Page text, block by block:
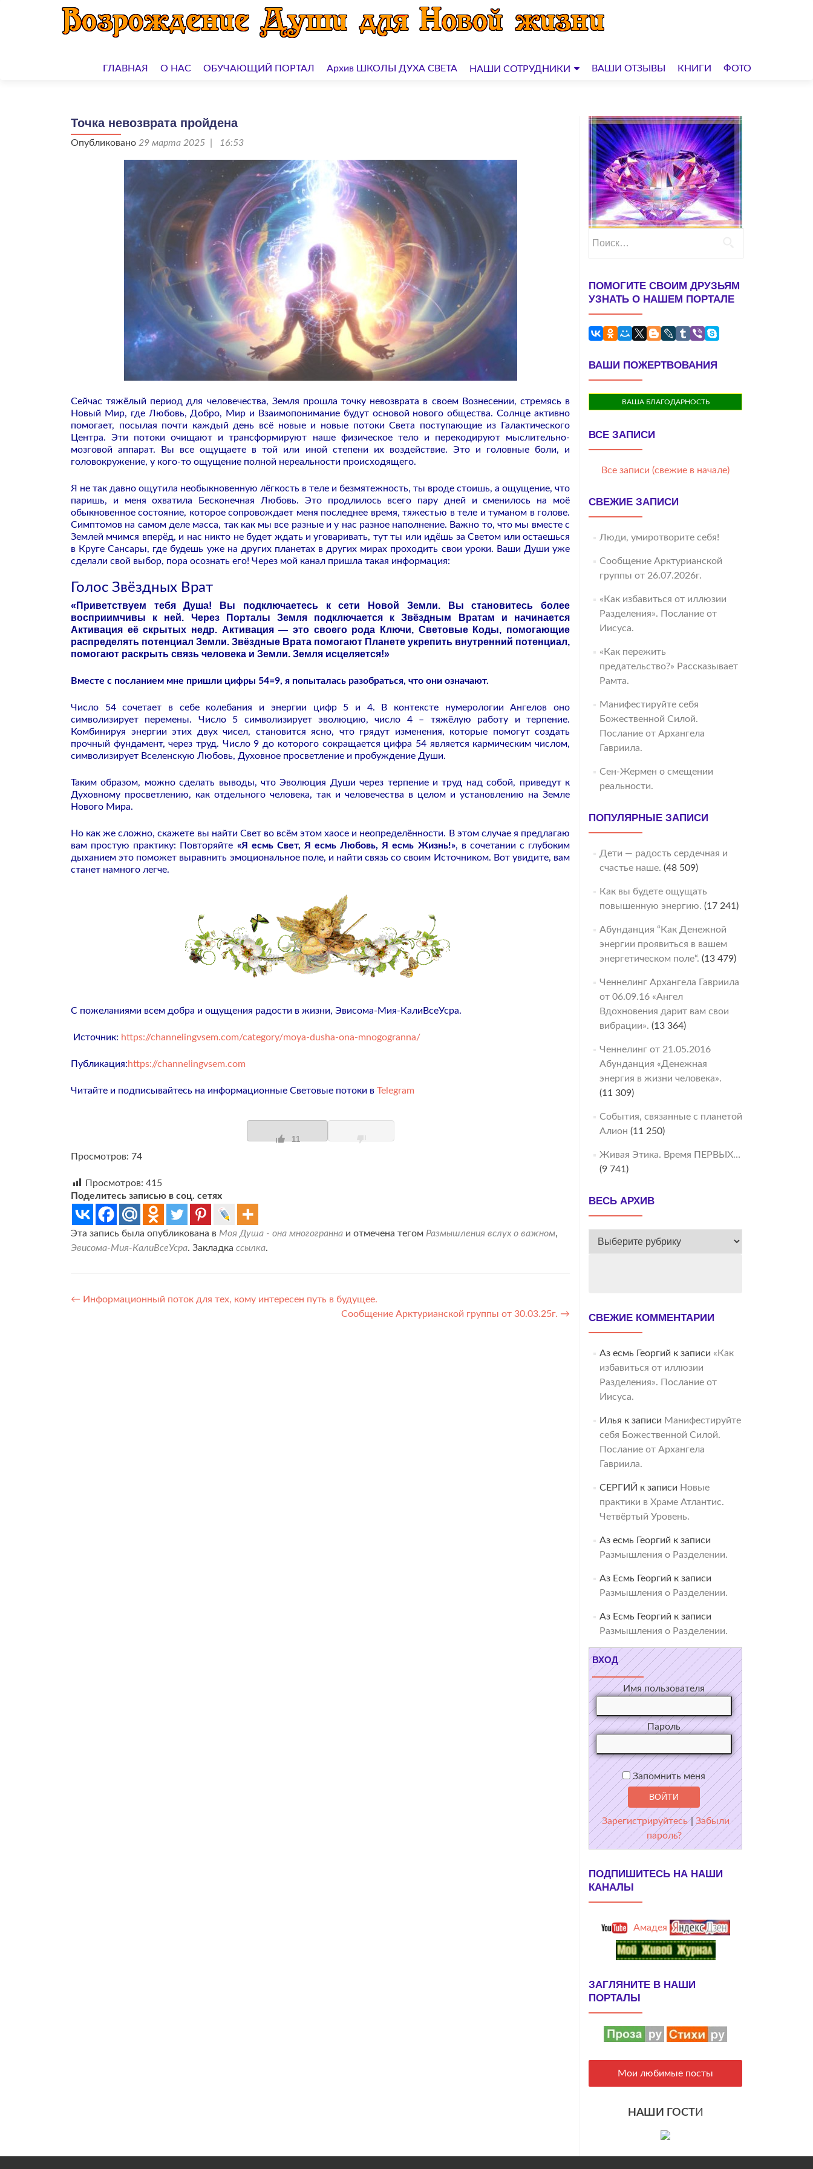
кГЛАВНАЯ О НАС ОБУЧАЮЩИЙ ПОРТАЛ Архив ШКОЛЫ ДУХА СВЕТА НАШИ СОТРУДНИКИ ВАШИ ОТЗЫВЫ КНИГИ ФОТО
Точка невозврата пройдена
Опубликовано 29 марта 2025 | 16:53
Сейчас тяжёлый период для человечества, Земля прошла точку невозврата в своем Вознесении, стремясь в
Новый Мир, где Любовь, Добро, Мир и Взаимопонимание будут основой нового общества. Солнце активно
помогает, посылая почти каждый день всё новые и новые потоки Света поступающие из Галактического
Центра. Эти потоки очищают и трансформируют наше физическое тело и перекодируют мыслительно-
мозговой аппарат. Вы все ощущаете в той или иной степени их воздействие. Это и головные боли, и
головокружение, у кого-то ощущение полной нереальности происходящего.
Я не так давно ощутила необыкновенную лёгкость в теле и безмятежность, ты вроде стоишь, а ощущение, что
паришь, и меня охватила Бесконечная Любовь. Это продлилось всего пару дней и сменилось на моё
обыкновенное состояние, которое сопровождает меня последнее время, тяжестью в теле и туманом в голове.
Симптомов на самом деле масса, так как мы все разные и у нас разное наполнение. Важно то, что мы вместе с
Землей мчимся вперёд, и нас никто не будет ждать и уговаривать, тут ты или идёшь за Светом или остаешься
в Круге Сансары, где будешь уже на других планетах в других мирах проходить свои уроки. Ваши Души уже
сделали свой выбор, пора осознать его! Через мой канал пришла такая информация:
Голос Звёздных Врат
«Приветствуем тебя Душа! Вы подключаетесь к сети Новой Земли. Вы становитесь более
восприимчивы к ней. Через Порталы Земля подключается к Звёздным Вратам и начинается
Активация её скрытых недр. Активация — это своего рода Ключи, Световые Коды, помогающие
распределять потенциал Земли. Звёздные Врата помогают Планете укрепить внутренний потенциал,
помогают раскрыть связь человека и Земли. Земля исцеляется!»
Вместе с посланием мне пришли цифры 54=9, я попыталась разобраться, что они означают.
Число 54 сочетает в себе колебания и энергии цифр 5 и 4. В контексте нумерологии Ангелов оно
символизирует перемены. Число 5 символизирует эволюцию, число 4 – тяжёлую работу и терпение.
Комбинируя энергии этих двух чисел, становится ясно, что грядут изменения, которые помогут создать
прочный фундамент, через труд. Число 9 до которого сокращается цифра 54 является кармическим числом,
символизирует Вселенскую Любовь, Духовное просветление и пробуждение Души.
Таким образом, можно сделать выводы, что Эволюция Души через терпение и труд над собой, приведут к
Духовному просветлению, как отдельного человека, так и человечества в целом и установлению на Земле
Нового Мира.
Но как же сложно, скажете вы найти Свет во всём этом хаосе и неопределённости. В этом случае я предлагаю
вам простую практику:
Повторяйте «Я есмь Свет, Я есмь Любовь, Я есмь Жизнь!», в сочетании с глубоким
дыханием это поможет выравнить эмоциональное поле, и найти связь со своим Источником. Вот увидите, вам
станет намного легче.
С пожеланиями всем добра и ощущения радости в жизни, Эвисома-Мия-КалиВсеУсра.
Источник: https://channelingvsem.com/category/moya-dusha-ona-mnogogranna/
Публикация:https://channelingvsem.com
Читайте и подписывайтесь на информационные Световые потоки в Telegram
11
Просмотров: 74
Просмотров: 415
Поделитесь записью в соц. сетях
Эта запись была опубликована в Моя Душа - она многогранна и отмечена тегом Размышления вслух о важном,
Эвисома-Мия-КалиВсеУсра. Закладка ссылка.
Навигация
← Информационный поток для тех, кому интересен путь в будущее.
Сообщение Арктурианской группы от 30.03.25г. →
ПОМОГИТЕ СВОИМ ДРУЗЬЯМ
УЗНАТЬ О НАШЕМ ПОРТАЛЕ
ВАШИ ПОЖЕРТВОВАНИЯ
ВАША БЛАГОДАРНОСТЬ
ВСЕ ЗАПИСИ
Все записи (свежие в начале)
СВЕЖИЕ ЗАПИСИ
Люди, умиротворите себя!
Сообщение Арктурианской
группы от 26.07.2026г.
«Как избавиться от иллюзии
Разделения». Послание от
Иисуса.
«Как пережить
предательство?» Рассказывает
Рамта.
Манифестируйте себя
Божественной Силой.
Послание от Архангела
Гавриила.
Сен-Жермен о смещении
реальности.
ПОПУЛЯРНЫЕ ЗАПИСИ
Дети — радость сердечная и
счастье наше. (48 509)
Как вы будете ощущать
повышенную энергию. (17 241)
Абунданция “Как Денежной
энергии проявиться в вашем
энергетическом поле“. (13 479)
Ченнелинг Архангела Гавриила
от 06.09.16 «Ангел
Вдохновения дарит вам свои
вибрации». (13 364)
Ченнелинг от 21.05.2016
Абунданция «Денежная
энергия в жизни человека».
(11 309)
События, связанные с планетой
Алион (11 250)
Живая Этика. Время ПЕРВЫХ…
(9 741)
ВЕСЬ АРХИВ
ВЕСЬ
СВЕЖИЕ КОММЕНТАРИИ
Аз есмь Георгий к записи «Как
избавиться от иллюзии
Разделения». Послание от
Иисуса.
Илья к записи Манифестируйте
себя Божественной Силой.
Послание от Архангела
Гавриила.
СЕРГИЙ к записи Новые
практики в Храме Атлантис.
Четвёртый Уровень.
Аз есмь Георгий к записи
Размышления о Разделении.
Аз Есмь Георгий к записи
Размышления о Разделении.
Аз Есмь Георгий к записи
Размышления о Разделении.
ВХОД
Имя пользователя
Пароль
Запомнить меня
Зарегистрируйтесь | Забыли
пароль?
ПОДПИШИТЕСЬ НА НАШИ
КАНАЛЫ
Амадея
ЗАГЛЯНИТЕ В НАШИ
ПОРТАЛЫ
Мои любимые посты
НАШИ ГОСТИ